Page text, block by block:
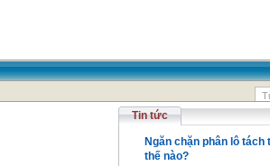
Tin tức
Ngăn chặn phân lô
thế nào?